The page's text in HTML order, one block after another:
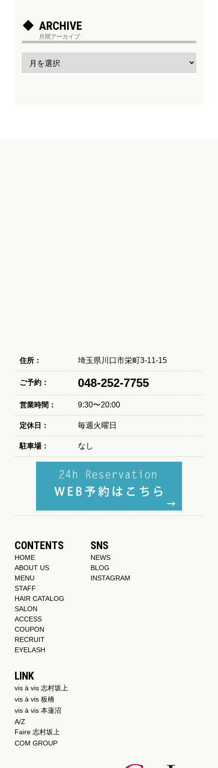
ARCHIVE
月間アーカイブ
住所： 埼玉県川口市栄町3-11-15
ご予約： 048-252-7755
営業時間： 9:30〜20:00
定休日： 毎週火曜日
駐車場： なし
CONTENTS
HOME
ABOUT US
MENU
STAFF
HAIR CATALOG
SALON
ACCESS
COUPON
RECRUIT
EYELASH
SNS
NEWS
BLOG
INSTAGRAM
LINK
vis à vis 志村坂上
vis à vis 板橋
vis à vis 本蓮沼
A/Z
Faire 志村坂上
COM GROUP